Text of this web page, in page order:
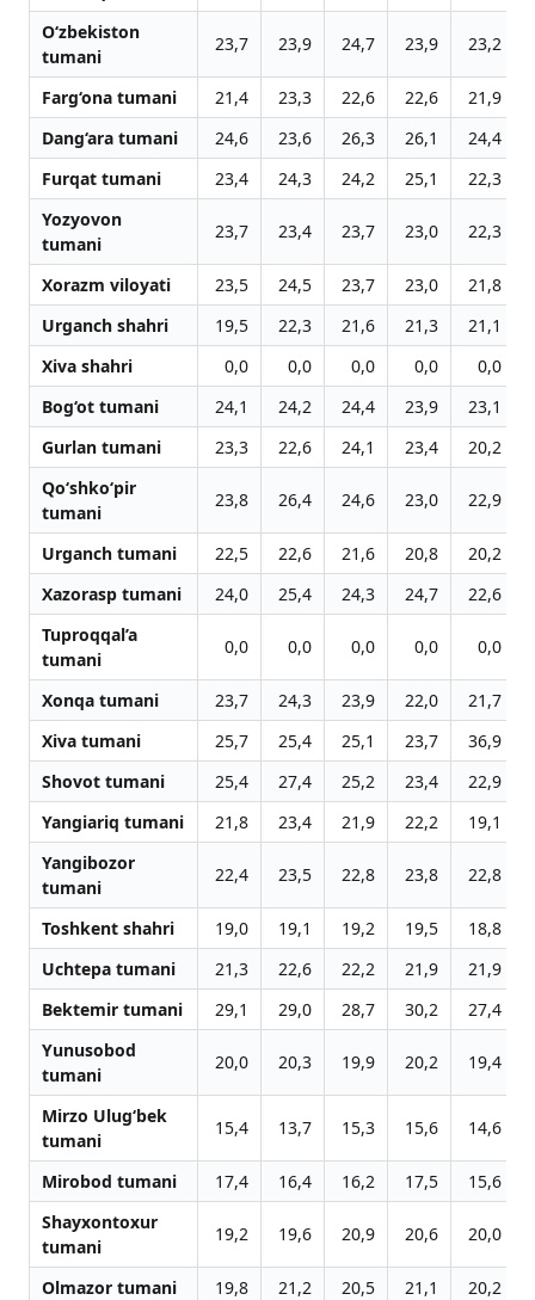
O‘zbekiston
tumani
23,7 23,9 24,7 23,9 23,2
Farg‘ona tumani 21,4 23,3 22,6 22,6 21,9
Dang‘ara tumani
24,6 23,6 26,3 26,1 24,4
Furqat tumani
23,4 24,3 24,2 25,1 22,3
Yozyovon
tumani
23,7 23,4 23,7 23,0 22,3
Xorazm viloyati 23,5 24,5 23,7 23,0 21,8
Urganch shahri
19,5 22,3 21,6 21,3 21,1
Xiva shahri
0,0 0,0 0,0 0,0 0,0
Bog‘ot tumani
24,1 24,2 24,4 23,9 23,1
Gurlan tumani
23,3 22,6 24,1 23,4 20,2
Qo‘shko‘pir
tumani
23,8 26,4 24,6 23,0 22,9
Urganch tumani 22,5 22,6 21,6 20,8 20,2
Xazorasp tumani
24,0 25,4 24,3 24,7 22,6
Tuproqqal’a
tumani
0,0 0,0 0,0 0,0 0,0
Xonqa tumani 23,7 24,3 23,9 22,0 21,7
Xiva tumani
25,7 25,4 25,1 23,7 36,9
Shovot tumani
25,4 27,4 25,2 23,4 22,9
Yangiariq tumani
21,8 23,4 21,9 22,2 19,1
Yangibozor
tumani
22,4 23,5 22,8 23,8 22,8
Toshkent shahri 19,0 19,1 19,2 19,5 18,8
Uchtepa tumani
21,3 22,6 22,2 21,9 21,9
Bektemir tumani
29,1 29,0 28,7 30,2 27,4
Yunusobod
tumani
20,0 20,3 19,9 20,2 19,4
Mirzo Ulug‘bek
tumani
15,4 13,7 15,3 15,6 14,6
Mirobod tumani 17,4 16,4 16,2 17,5 15,6
Shayxontoxur
tumani
19,2 19,6 20,9 20,6 20,0
Olmazor tumani 19,8 21,2 20,5 21,1 20,2